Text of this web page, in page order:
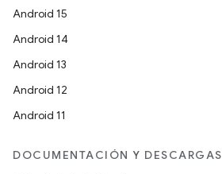
Android 15
Android 14
Android 13
Android 12
Android 11
DOCUMENTACIÓN Y DESCARGAS